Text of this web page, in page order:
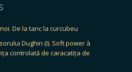
De la tanc la curcubeu
Dughin (I). Soft power à
controlată de caracatița de